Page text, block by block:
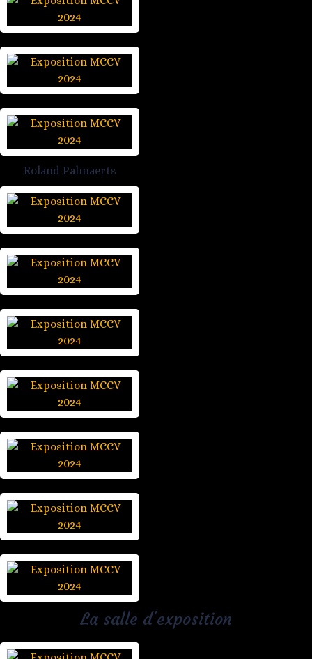
Roland Palmaerts
La salle d'exposition